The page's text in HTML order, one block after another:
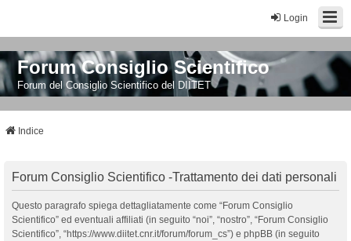
Login
Forum Consiglio Scientifico
Forum del Consiglio Scientifico del DIITET
Indice
Forum Consiglio Scientifico -Trattamento dei dati personali
Questo paragrafo spiega dettagliatamente come “Forum Consiglio
Scientifico” ed eventuali affiliati (in seguito “noi”, “nostro”, “Forum Consiglio
Scientifico”, “https://www.diitet.cnr.it/forum/forum_cs”) e phpBB (in seguito